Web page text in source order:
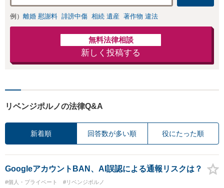
例） 離婚 慰謝料 誹謗中傷 相続 遺産 著作物 違法
無料法律相談
新しく投稿する
リベンジポルノの法律Q&A
新着順 回答数が多い順 役にたった順
GoogleアカウントBAN、AI誤認による通報リスクは？
#個人・プライベート #リベンジポルノ